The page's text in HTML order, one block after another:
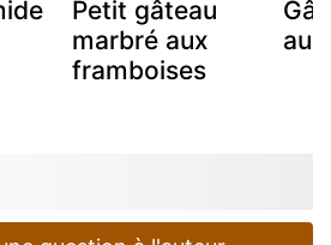
Petit gâteau
marbré aux
framboises